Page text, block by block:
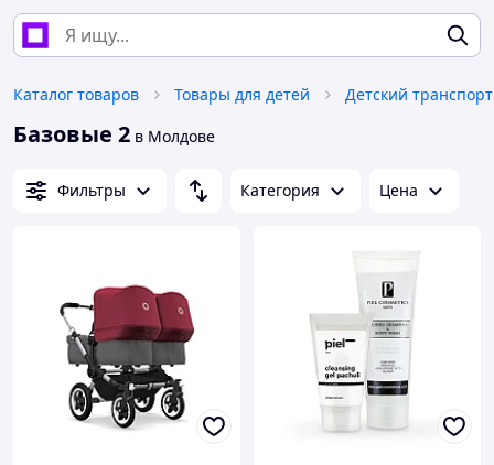
Каталог товаров Товары для детей Детский
Базовые 2 в Молдове
Фильтры Категория Цена